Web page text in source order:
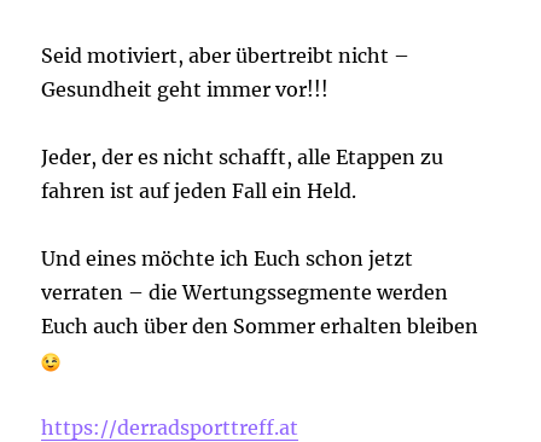
Seid motiviert, aber übertreibt nicht –
Gesundheit geht immer vor!!!
Jeder, der es nicht schafft, alle Etappen zu
fahren ist auf jeden Fall ein Held.
Und eines möchte ich Euch schon jetzt
verraten – die Wertungssegmente werden
Euch auch über den Sommer erhalten bleiben
https://derradsporttreff.at